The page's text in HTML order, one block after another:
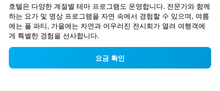
호텔은 다양한 계절별 테마 프로그램도 운영합니다. 전문가와 함께
하는 요가 및 명상 프로그램을 자연 속에서 경험할 수 있으며, 여름
에는 풀 파티, 가을에는 자연과 어우러진 전시회가 열려 여행객에
게 특별한 경험을 선사합니다.
요금 확인